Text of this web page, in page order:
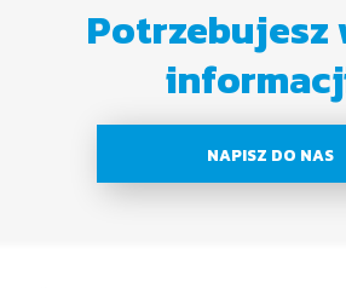
Potrzebujesz
NAPISZ DO NAS